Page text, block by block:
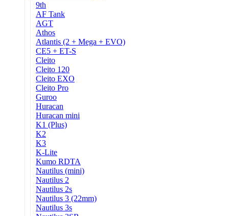
9th
AF Tank
AGT
Athos
Atlantis (2 + Mega + EVO)
CE5 + ET-S
Cleito
Cleito 120
Cleito EXO
Cleito Pro
Guroo
Huracan
Huracan mini
K1 (Plus)
K2
K3
K-Lite
Kumo RDTA
Nautilus (mini)
Nautilus 2
Nautilus 2s
Nautilus 3 (22mm)
Nautilus 3s